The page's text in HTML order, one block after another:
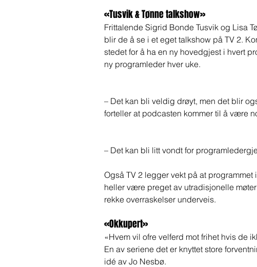
«Tusvik & Tønne talkshow»
Frittalende Sigrid Bonde Tusvik og Lisa
blir de å se i et eget talkshow på TV 2.
stedet for å ha en ny hovedgjest i hvert
ny programleder hver uke.
– Det kan bli veldig drøyt, men det blir
forteller at podcasten kommer til å være
– Det kan bli litt vondt for
Også TV 2 legger vekt på at
heller være preget av utradisjonelle
rekke overraskelser underveis.
«Okkupert»
«Hvem vil ofre velferd mot frihet hvis de
En av seriene det er knyttet store
idé av Jo Nesbø.